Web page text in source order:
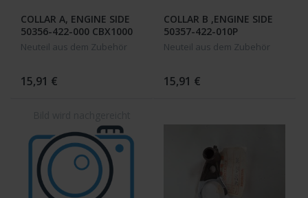
COLLAR A, ENGINE SIDE
50356-422-000 CBX1000
Neuteil aus dem Zubehör
15,91 €
COLLAR B ,ENGINE SIDE
50357-422-010P
Neuteil aus dem Zubehör
15,91 €